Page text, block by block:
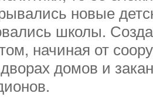
новые
школы.
начиная от
домов и